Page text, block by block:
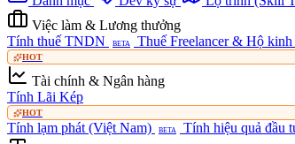
Việc làm & Lương thưởng
Tính thuế TNDN
BETA Thuế Freelancer & Hộ kinh
HOT
Tài chính & Ngân hàng
Tính Lãi Kép
HOT
Tính lạm phát (Việt Nam) BETA Tính hiệu quả đầu